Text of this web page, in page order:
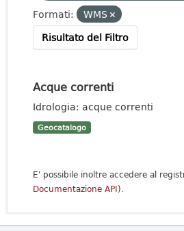
Formati:
WMS
Risultato del Filtro
Acque correnti
Idrologia: acque correnti
Geocatalogo
E' possibile inoltre accedere al
Documentazione API).